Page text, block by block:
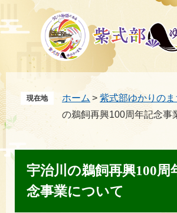
ー
頭
で
す。
ニ
飛
ば
し
て
現在地 ホーム > 紫式部ゆかりの
の鵜飼再興100周年記念事
宇治川の鵜飼再興100周
念事業について